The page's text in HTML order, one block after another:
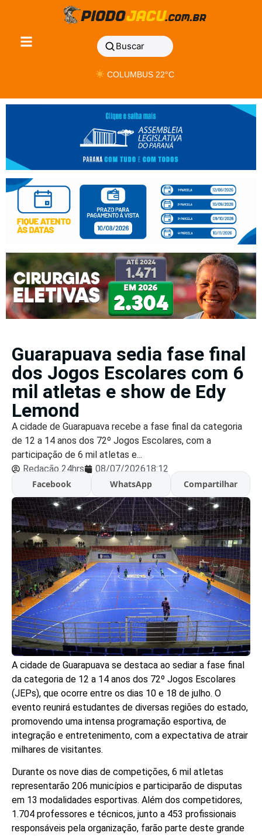
Buscar
COLUMBUS 22°C
Guarapuava sedia fase final
dos Jogos Escolares com 6
mil atletas e show de Edy
Lemond
A cidade de Guarapuava recebe a fase final da categoria
de 12 a 14 anos dos 72º Jogos Escolares, com a
participação de 6 mil atletas e...
Redação 24hrs
08/07/202618:12
Facebook
WhatsApp Compartilhar
A cidade de Guarapuava se destaca ao sediar a fase final
da categoria de 12 a 14 anos dos 72º Jogos Escolares
(JEPs), que ocorre entre os dias 10 e 18 de julho. O
evento reunirá estudantes de diversas regiões do estado,
promovendo uma intensa programação esportiva, de
integração e entretenimento, com a expectativa de atrair
milhares de visitantes.
Durante os nove dias de competições, 6 mil atletas
representarão 206 municípios e participarão de disputas
em 13 modalidades esportivas. Além dos competidores,
1.704 professores e técnicos, junto a 453 profissionais
responsáveis pela organização, farão parte deste grande